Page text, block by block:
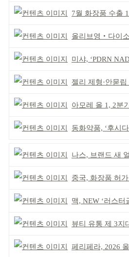
7월 화장품 수출
올리브영‧다이소‧무
미샤, ‘PDRN NAD+
젤리 제형·안묻립 기술
아모레 올 1, 2분기 연속
동화약품, ‘후시다인’
나스, 브랜드 새 얼
중국, 화장품 허가·등록
맥, NEW ‘러스터글래
뷰티 유통 제 3지
페리페라, 2026 올